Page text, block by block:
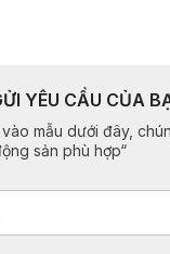
khẩu vị. Thỏa
và thưởng thức
của bánh mì
YÊU CẦU CỦA
mẫu dưới đây,
sản phù hợp“